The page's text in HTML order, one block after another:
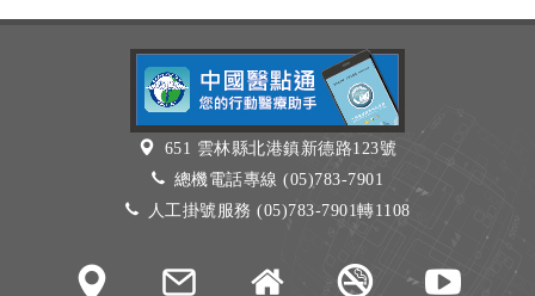
651 雲林縣北港鎮新德路123號
總機電話專線 (05)783-7901
人工掛號服務 (05)783-7901轉1108